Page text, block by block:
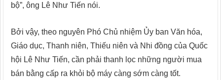
bộ”, ông Lê Như Tiến nói.
Bởi vậy, theo nguyên Phó Chủ nhiệm Ủy ban Văn hóa,
Giáo dục, Thanh niên, Thiếu niên và Nhi đồng của Quốc
hội Lê Như Tiến, cần phải thanh lọc những người mua
bán bằng cấp ra khỏi bộ máy càng sớm càng tốt.